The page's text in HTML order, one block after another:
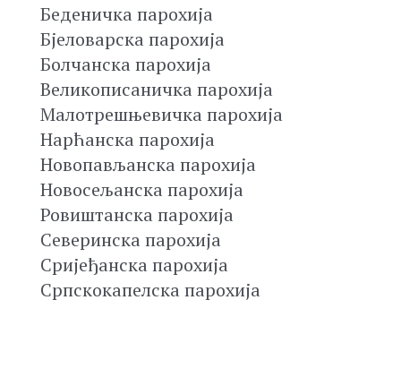
Беденичка парохија
Бјеловарска парохија
Болчанска парохија
Великописаничка парохија
Малотрешњевичка парохија
Нарћанска парохија
Новопављанска парохија
Новосељанска парохија
Ровиштанска парохија
Северинска парохија
Сријеђанска парохија
Српскокапелска парохија